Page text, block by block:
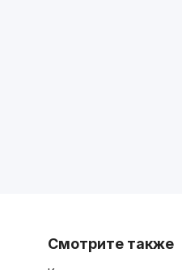
Смотрите также